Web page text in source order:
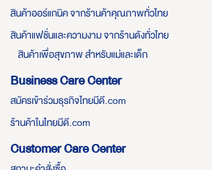
สินค้าออร์แกนิค จากร้านค้าคุณภาพทั่วไทย
สินค้าแฟชั่นและความงาม จากร้านดังทั่วไทย
สินค้าเพื่อสุขภาพ สำหรับแม่และเด็ก
Business Care Center
สมัครเข้าร่วมธุรกิจไทยมีดี.com
ร้านค้าในไทยมีดี.com
Customer Care Center